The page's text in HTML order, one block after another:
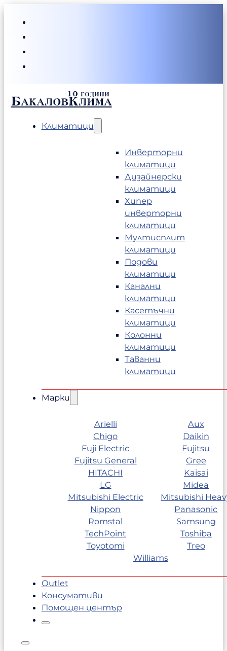
БакаловКлима
Климатици
Инверторни
климатици
Дизайнерски
климатици
Хипер
инверторни
климатици
Мултисплит
климатици
Подови
климатици
Канални
климатици
Касетъчни
климатици
Колонни
климатици
Таванни
климатици
Марки
Arielli
Aux
Chigo
Daikin
Fuji Electric
Fujitsu
Fujitsu General
Gree
HITACHI
Kaisai
LG
Midea
Mitsubishi Electric
Mitsubishi
Nippon
Panasonic
Romstal
Samsung
TechPoint
Toshiba
Toyotomi
Treo
Williams
Outlet
Консумативи
Помощен център